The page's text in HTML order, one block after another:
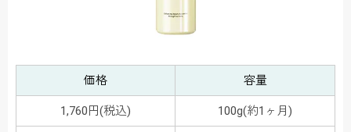
価格 容量
1,760円(税込) 100g(約1ヶ月)